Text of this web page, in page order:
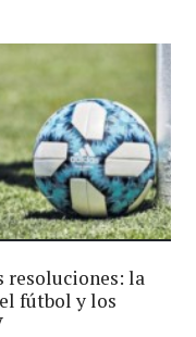
resoluciones: la
fútbol y los